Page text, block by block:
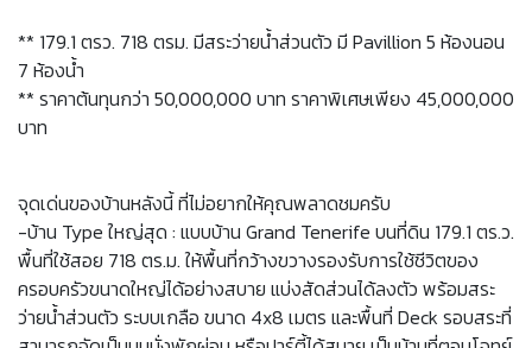
** 179.1 ตรว. 718 ตรม. มีสระว่ายน้ำส่วนตัว มี Pavillion 5 ห้องนอน
7 ห้องน้ำ
** ราคาต้นทุนกว่า 50,000,000 บาท ราคาพิเศษเพียง 45,000,000
บาท
จุดเด่นของบ้านหลังนี้ ที่ไม่อยากให้คุณพลาดชมครับ
-บ้าน Type ใหญ่สุด : แบบบ้าน Grand Tenerife บนที่ดิน 179.1 ตร.ว.
พื้นที่ใช้สอย 718 ตร.ม. ให้พื้นที่กว้างขวางรองรับการใช้ชีวิตของ
ครอบครัวขนาดใหญ่ได้อย่างสบาย แบ่งสัดส่วนได้ลงตัว พร้อมสระ
ว่ายน้ำส่วนตัว ระบบเกลือ ขนาด 4x8 เมตร และพื้นที่ Deck รอบสระที่